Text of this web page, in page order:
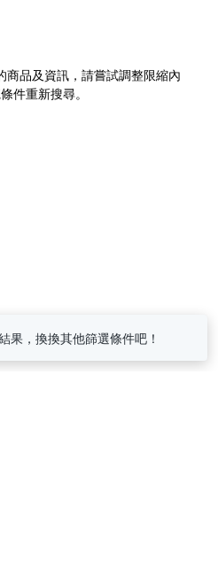
商品及資訊，請嘗試調整限縮內
件重新搜尋。
果，換換其他篩選條件吧！